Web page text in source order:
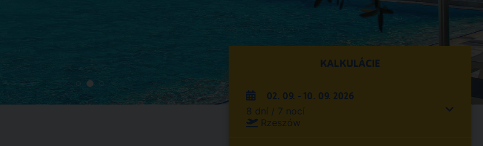
KALKULÁCIE
02. 09. - 10. 09. 2026
8 dní / 7 nocí
Rzeszów